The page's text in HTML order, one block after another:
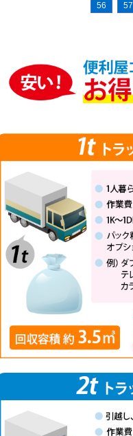
56 57